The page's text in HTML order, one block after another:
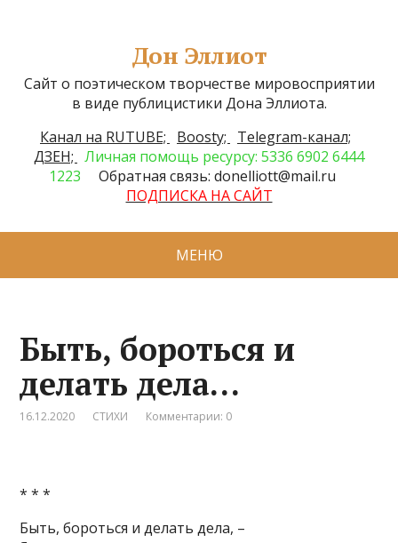
Дон Эллиот
Сайт о поэтическом творчестве мировосприятии
в виде публицистики Дона Эллиота.
Канал на RUTUBE;
Boosty;
Telegram-канал;
ДЗЕН; Личная помощь ресурсу: 5336 6902 6444
1223
Обратная связь: donelliott@mail.ru
ПОДПИСКА НА САЙТ
МЕНЮ
Быть, бороться и
делать дела…
16.12.2020 СТИХИ Комментарии: 0
* * *
Быть, бороться и делать дела, –